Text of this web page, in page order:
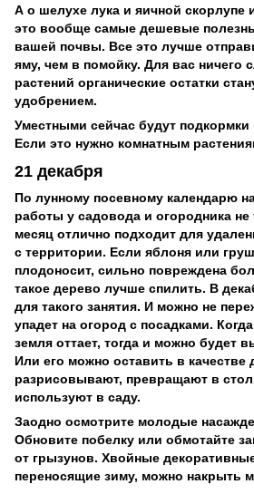
А о шелухе лука и яичной скорлупе
это вообще самые дешевые
вашей почвы. Все это лучше
яму, чем в помойку. Для вас ничего
растений органические остатки
удобрением.
Уместными сейчас будут подкормки
Если это нужно комнатным
21 декабря
По лунному посевному календарю
работы у садовода и огородника не
месяц отлично подходит для
с территории. Если яблоня или
плодоносит, сильно повреждена
такое дерево лучше спилить. В
для такого занятия. И можно не
упадет на огород с посадками.
земля оттает, тогда и можно будет
Или его можно оставить в качестве
разрисовывают, превращают в
используют в саду.
Заодно осмотрите молодые
Обновите побелку или обмотайте
от грызунов. Хвойные
переносящие зиму, можно накрыть